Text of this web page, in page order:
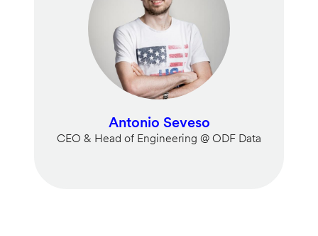
Antonio Seveso
CEO & Head of Engineering @ ODF Data